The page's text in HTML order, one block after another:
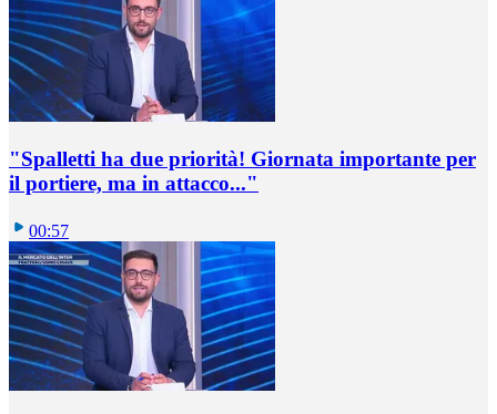
"Spalletti ha due priorità! Giornata importante per
il portiere, ma in attacco..."
00:57